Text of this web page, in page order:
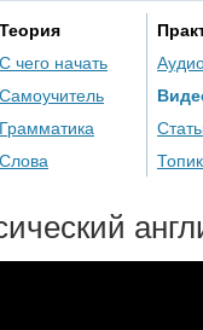
Теория
С чего начать
Самоучитель
Грамматика
Слова